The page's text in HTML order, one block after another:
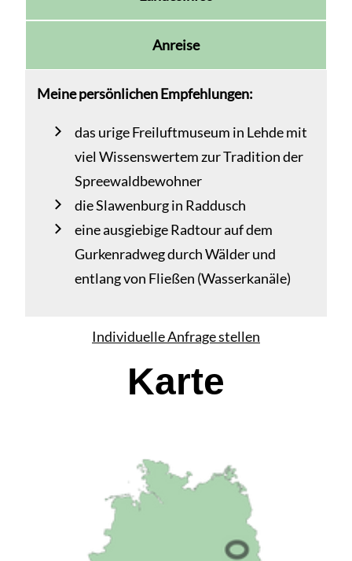
Anreise
Meine persönlichen Empfehlungen:
das urige Freiluftmuseum in Lehde mit
viel Wissenswertem zur Tradition der
Spreewaldbewohner
die Slawenburg in Raddusch
eine ausgiebige Radtour auf dem
Gurkenradweg durch Wälder und
entlang von Fließen (Wasserkanäle)
Individuelle Anfrage stellen
Karte